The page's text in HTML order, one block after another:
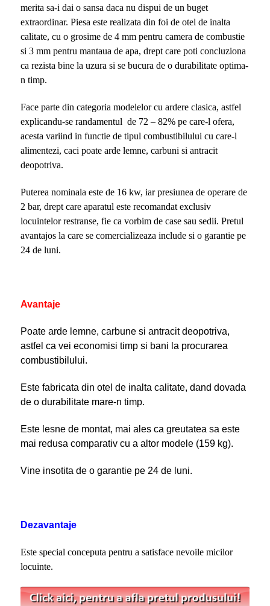
merita sa-i dai o sansa daca nu dispui de un buget
extraordinar. Piesa este realizata din foi de otel de inalta
calitate, cu o grosime de 4 mm pentru camera de combustie
si 3 mm pentru mantaua de apa, drept care poti concluziona
ca rezista bine la uzura si se bucura de o durabilitate optima-
n timp.
Face parte din categoria modelelor cu ardere clasica, astfel
explicandu-se randamentul de 72 – 82% pe care-l ofera,
acesta variind in functie de tipul combustibilului cu care-l
alimentezi, caci poate arde lemne, carbuni si antracit
deopotriva.
Puterea nominala este de 16 kw, iar presiunea de operare de
2 bar, drept care aparatul este recomandat exclusiv
locuintelor restranse, fie ca vorbim de case sau sedii. Pretul
avantajos la care se comercializeaza include si o garantie pe
24 de luni.
Avantaje
Poate arde lemne, carbune si antracit deopotriva,
astfel ca vei economisi timp si bani la procurarea
combustibilului.
Este fabricata din otel de inalta calitate, dand dovada
de o durabilitate mare-n timp.
Este lesne de montat, mai ales ca greutatea sa este
mai redusa comparativ cu a altor modele (159 kg).
Vine insotita de o garantie pe 24 de luni.
Dezavantaje
Este special conceputa pentru a satisface nevoile micilor
locuinte.